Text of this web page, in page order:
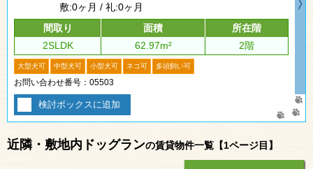
敷:0ヶ月 / 礼:0ヶ月
間取り
面積
所在階
2SLDK
62.97m² 2階
大型犬可 中型犬可 小型犬可 ネコ可 多頭飼い可
お問い合わせ番号：05503
検討ボックスに追加
近隣・敷地内ドッグランの賃貸物件一覧【1ページ目】